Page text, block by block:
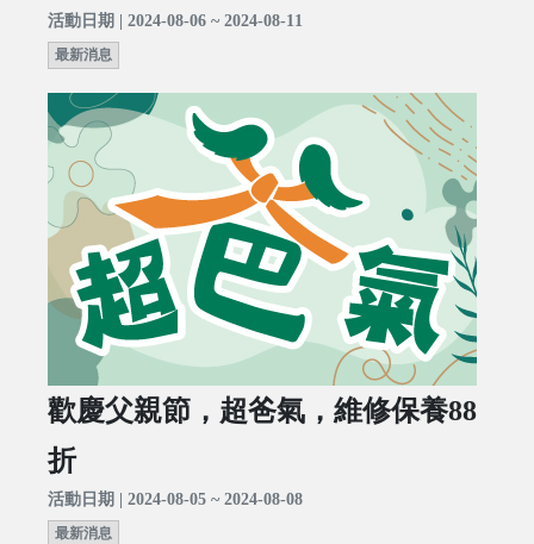
活動日期 | 2024-08-06 ~ 2024-08-11
最新消息
歡慶父親節，超爸氣，維修保養88
折
活動日期 | 2024-08-05 ~ 2024-08-08
最新消息